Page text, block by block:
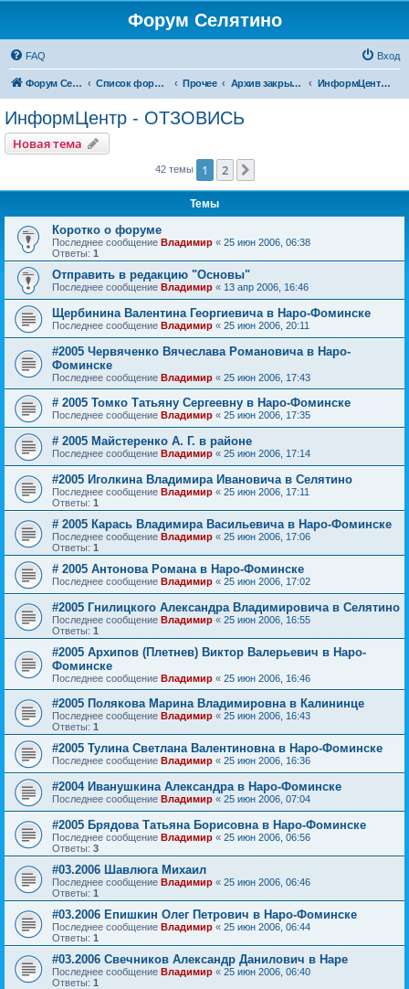
Форум Селятино
FAQ Вход
Форум Селятино Список форумов Прочее Архив закрытых тем ИнформЦентр - ОТЗОВИСЬ
ИнформЦентр - ОТЗОВИСЬ
Новая тема
42 темы 1 2
Темы
Коротко о форуме
Последнее сообщение Владимир « 25 июн 2006, 06:38
Ответы: 1
Отправить в редакцию "Основы"
Последнее сообщение Владимир « 13 апр 2006, 16:46
Щербинина Валентина Георгиевича в Наро-Фоминске
Последнее сообщение Владимир « 25 июн 2006, 20:11
#2005 Червяченко Вячеслава Романовича в Наро-
Фоминске
Последнее сообщение Владимир « 25 июн 2006, 17:43
# 2005 Томко Татьяну Сергеевну в Наро-Фоминске
Последнее сообщение Владимир « 25 июн 2006, 17:35
# 2005 Майстеренко А. Г. в районе
Последнее сообщение Владимир « 25 июн 2006, 17:14
#2005 Иголкина Владимира Ивановича в Селятино
Последнее сообщение Владимир « 25 июн 2006, 17:11
Ответы: 1
# 2005 Карась Владимира Васильевича в Наро-Фоминске
Последнее сообщение Владимир « 25 июн 2006, 17:06
Ответы: 1
# 2005 Антонова Романа в Наро-Фоминске
Последнее сообщение Владимир « 25 июн 2006, 17:02
#2005 Гнилицкого Александра Владимировича в Селятино
Последнее сообщение Владимир « 25 июн 2006, 16:55
Ответы: 1
#2005 Архипов (Плетнев) Виктор Валерьевич в Наро-
Фоминске
Последнее сообщение Владимир « 25 июн 2006, 16:46
#2005 Полякова Марина Владимировна в Калининце
Последнее сообщение Владимир « 25 июн 2006, 16:43
Ответы: 1
#2005 Тулина Светлана Валентиновна в Наро-Фоминске
Последнее сообщение Владимир « 25 июн 2006, 16:36
#2004 Иванушкина Александра в Наро-Фоминске
Последнее сообщение Владимир « 25 июн 2006, 07:04
#2005 Брядова Татьяна Борисовна в Наро-Фоминске
Последнее сообщение Владимир « 25 июн 2006, 06:56
Ответы: 3
#03.2006 Шавлюга Михаил
Последнее сообщение Владимир « 25 июн 2006, 06:46
Ответы: 1
#03.2006 Епишкин Олег Петрович в Наро-Фоминске
Последнее сообщение Владимир « 25 июн 2006, 06:44
Ответы: 1
#03.2006 Свечников Александр Данилович в Наре
Последнее сообщение Владимир « 25 июн 2006, 06:40
Ответы: 1